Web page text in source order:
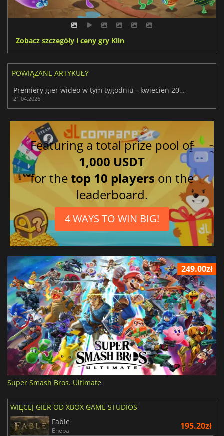
Zobacz szczegóły i ceny gry Kiln
POWIĄZANE ARTYKUŁY
Premiery gier wideo w tym tygodniu - kwiecień 2026 (tydzień 17)
21.04.2026
Featuring a total prize pool of
1,000 USDT
for thetop 10 players on the
leaderboard.
4 WAYS TO WIN BIG!
249.00zł
Super Smash Bros. Ultimate
WIĘCEJ GIER OD XBOX GAME STUDIOS
Fable
Eneba 195.20zł